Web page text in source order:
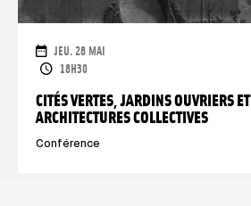
CITÉS VERTES, JARDINS OUVRIERS ET
ARCHITECTURES COLLECTIVES
Conférence
DATES
JEU. 28 MAI
OPENING TIMES
18H30